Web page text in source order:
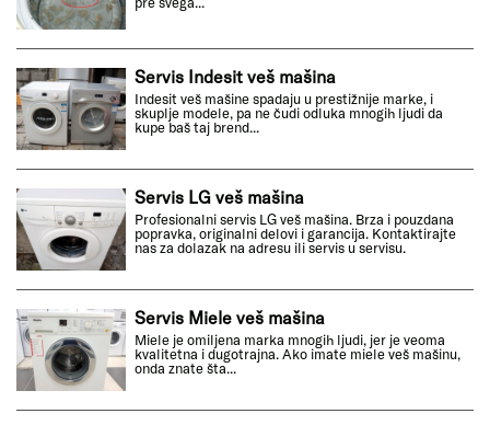
Servis Indesit veš mašina
Indesit veš mašine spadaju u prestižnije marke, i
skuplje modele, pa ne čudi odluka mnogih ljudi da
kupe baš taj brend...
Servis LG veš mašina
Profesionalni servis LG veš mašina. Brza i pouzdana
popravka, originalni delovi i garancija. Kontaktirajte
nas za dolazak na adresu ili servis u servisu.
Servis Miele veš mašina
Miele je omiljena marka mnogih ljudi, jer je veoma
kvalitetna i dugotrajna. Ako imate miele veš mašinu,
onda znate šta...